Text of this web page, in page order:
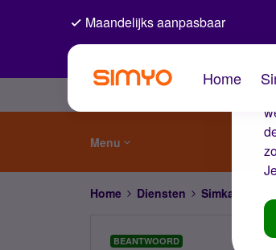
Maandelijks aanpasbaar
Home
Menu
Home Diensten Simkaart en
BEANTWOORD